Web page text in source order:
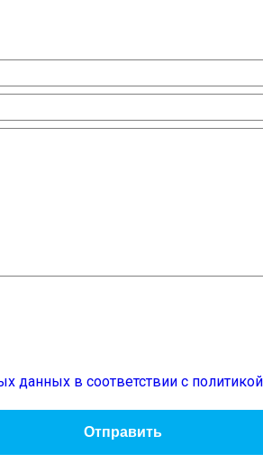
данных в соответствии с